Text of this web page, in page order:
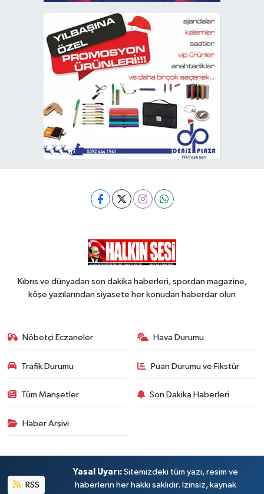
Kıbrıs ve dünyadan son dakika haberleri, spordan magazine,
köşe yazılarından siyasete her konudan haberdar olun
Nöbetçi Eczaneler Hava Durumu
Trafik Durumu Puan Durumu ve Fikstür
Tüm Manşetler Son Dakika Haberleri
Haber Arşivi
RSS
Yasal Uyarı: Sitemizdeki tüm yazı, resim ve
haberlerin her hakkı saklıdır. İzinsiz, kaynak